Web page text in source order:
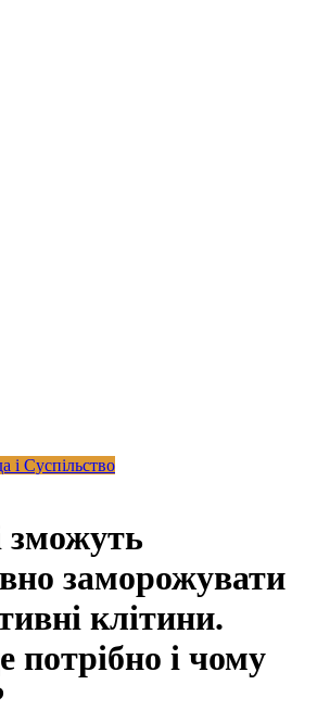
і Суспільство
зможуть
заморожувати
клітини.
потрібно і чому